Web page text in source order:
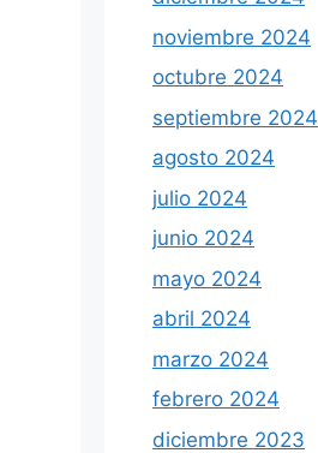
noviembre 2024
octubre 2024
septiembre 2024
agosto 2024
julio 2024
junio 2024
mayo 2024
abril 2024
marzo 2024
febrero 2024
diciembre 2023